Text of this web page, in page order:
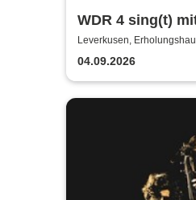
WDR 4 sing(t)
Leverkusen,
04.09.2026